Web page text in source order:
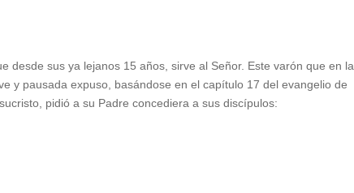
desde sus ya lejanos 15 años, sirve al Señor. Este varón que en la
y pausada expuso, basándose en el capítulo 17 del evangelio de
pidió a su Padre concediera a sus discípulos: